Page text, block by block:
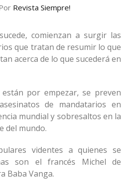
Revista Siempre!
comienzan a surgir las
que tratan de resumir lo que
acerca de lo que sucederá en
por empezar, se preven
de mandatarios en
mundial y sobresaltos en la
del mundo.
videntes a quienes se
son el francés Michel de
Baba Vanga.